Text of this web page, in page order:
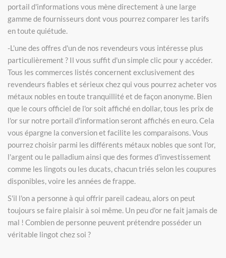
portail d'informations vous mène directement à une large
gamme de fournisseurs dont vous pourrez comparer les tarifs
en toute quiétude.
-L'une des offres d'un de nos revendeurs vous intéresse plus
particulièrement ? Il vous suffit d'un simple clic pour y accéder.
Tous les commerces listés concernent exclusivement des
revendeurs fiables et sérieux chez qui vous pourrez acheter vos
métaux nobles en toute tranquillité et de façon anonyme. Bien
que le cours officiel de l'or soit affiché en dollar, tous les prix de
l'or sur notre portail d'information seront affichés en euro. Cela
vous épargne la conversion et facilite les comparaisons. Vous
pourrez choisir parmi les différents métaux nobles que sont l'or,
l'argent ou le palladium ainsi que des formes d'investissement
comme les lingots ou les ducats, chacun triés selon les coupures
disponibles, voire les années de frappe.
S'il l'on a personne à qui offrir pareil cadeau, alors on peut
toujours se faire plaisir à soi même. Un peu d'or ne fait jamais de
mal ! Combien de personne peuvent prétendre posséder un
véritable lingot chez soi ?